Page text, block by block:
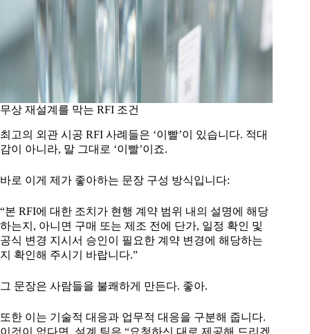
무상 재설계를 막는 RFI 조건
최고의 외관 시공 RFI 사례들은 ‘이빨’이 있습니다. 적대
감이 아니라, 말 그대로 ‘이빨’이죠.
바로 이게 제가 좋아하는 문장 구성 방식입니다:
“본 RFI에 대한 조치가 현행 계약 범위 내의 설명에 해당
하는지, 아니면 구매 또는 제조 전에 단가, 일정 확인 및
공식 변경 지시서 승인이 필요한 계약 변경에 해당하는
지 확인해 주시기 바랍니다.”
그 문장은 사람들을 불쾌하게 만든다. 좋아.
또한 이는 기술적 대응과 업무적 대응을 구분해 줍니다.
이것이 없다면, 설계 팀은 “요청하신 대로 제공해 드리겠